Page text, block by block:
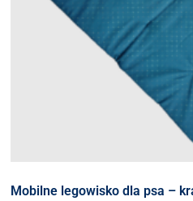
Mobilne legowisko dla psa –